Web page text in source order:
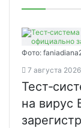
Фото:
7 августа 2026
на вирус